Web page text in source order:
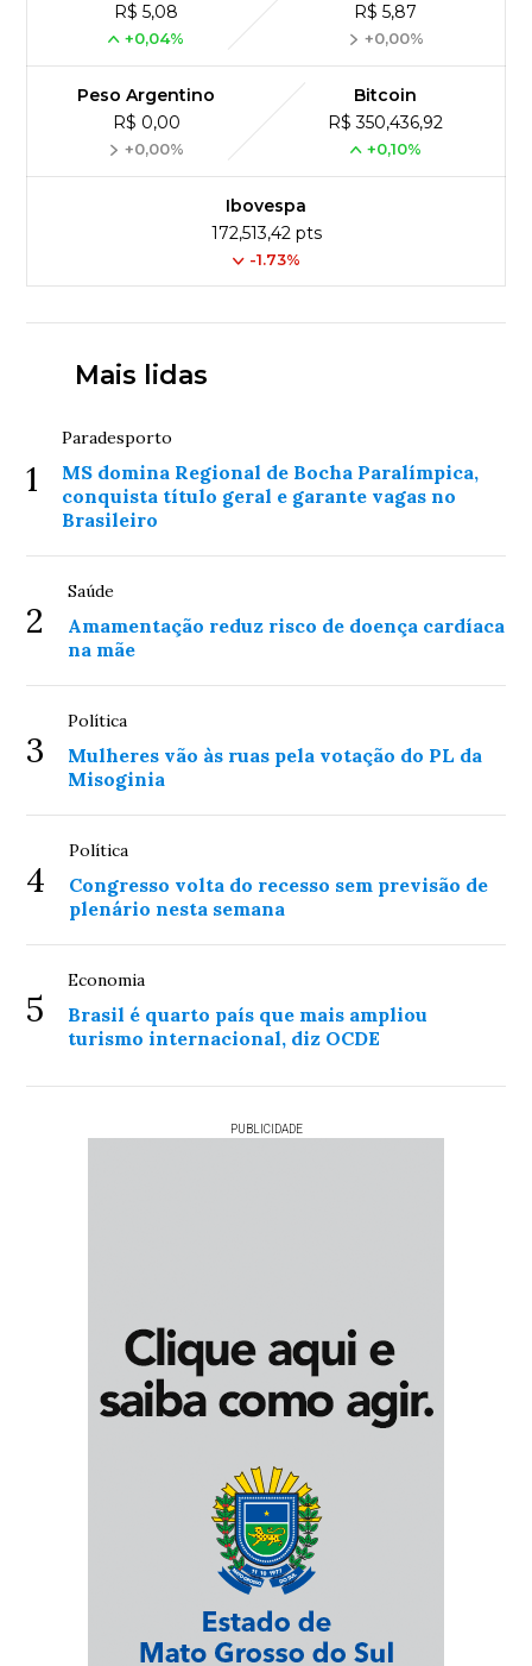
R$ 5,08
+0,04%
R$ 5,87
+0,00%
Peso Argentino
R$ 0,00
+0,00%
Bitcoin
R$ 350,436,92
+0,10%
Ibovespa
172,513,42 pts
-1.73%
Mais lidas
1
Paradesporto
MS domina Regional de Bocha Paralímpica,
conquista título geral e garante vagas no
Brasileiro
2
Saúde
Amamentação reduz risco de doença cardíaca
na mãe
3
Política
Mulheres vão às ruas pela votação do PL da
Misoginia
4
Política
Congresso volta do recesso sem previsão de
plenário nesta semana
5
Economia
Brasil é quarto país que mais ampliou
turismo internacional, diz OCDE
PUBLICIDADE